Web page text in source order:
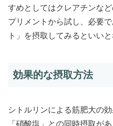
すめとしてはクレアチンな
プリメントから試し、必要
ト」を摂取してみるといいと
効果的な摂取方法
シトルリンによる筋肥大の
「硝酸塩」との同時摂取が